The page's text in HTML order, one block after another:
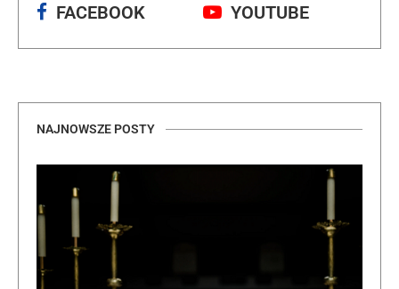
FACEBOOK YOUTUBE
NAJNOWSZE POSTY